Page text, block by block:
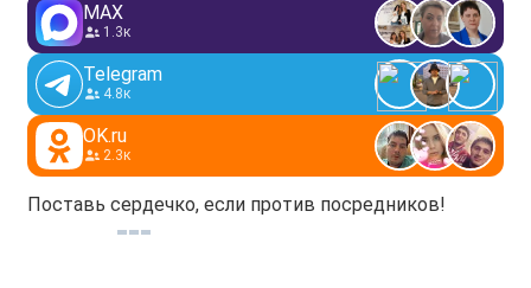
MAX
1.3к
Telegram
4.8к
OK.ru
2.3к
Поставь сердечко, если против посредников!